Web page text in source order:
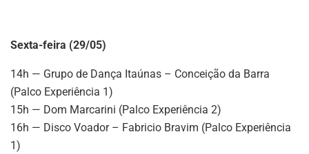
Sexta-feira (29/05)
14h — Grupo de Dança Itaúnas – Conceição da Barra
(Palco Experiência 1)
15h — Dom Marcarini (Palco Experiência 2)
16h — Disco Voador – Fabricio Bravim (Palco Experiência
1)